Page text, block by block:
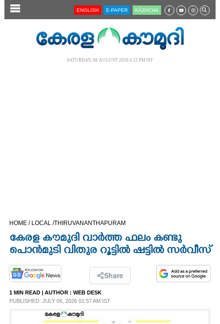
SECTIONS
LIFESTYLE
ENGLISH E-PAPER KĀZHCHA
SATURDAY, 08 AUGUST 2026 6.52 PM IST
HOME / LOCAL /THIRUVANANTHAPURAM
കേരള കൗമുദി വാർത്ത ഫലം കണ്ടു
പൊൻമുടി വിതുര റൂട്ടിൽ ഷട്ടിൽ സർവീസ്
Share
1 MIN READ | AUTHOR : WEB DESK
PUBLISHED: JULY 06, 2026 01:57 AM IST